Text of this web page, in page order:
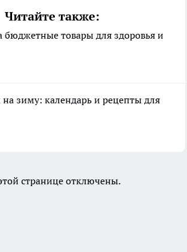
Читайте также:
товары для здоровья и
зиму: календарь и рецепты для
странице отключены.